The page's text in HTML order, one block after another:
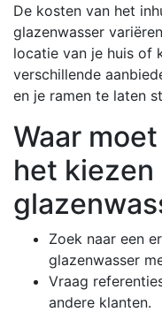
De kosten van het
glazenwasser
locatie van je huis of
verschillende
en je ramen te laten
Waar
het kiezen
Zoek naar een
glazenwasser
Vraag
andere klanten.